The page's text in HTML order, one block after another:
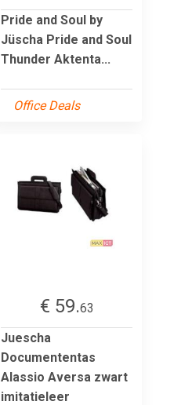
Pride and Soul by
Jüscha Pride and Soul
Thunder Aktenta...
Office Deals
€ 59.63
Juescha
Documententas
Alassio Aversa zwart
imitatieleer